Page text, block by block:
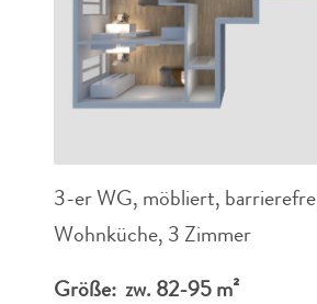
3-er WG, möbliert,
Wohnküche, 3 Zimmer
Größe: zw. 82-95 m²